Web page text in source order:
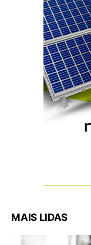
MAIS LIDAS